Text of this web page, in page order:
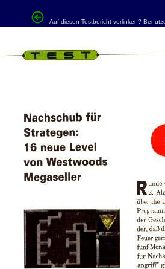
Auf diesen Testbericht verlinken?